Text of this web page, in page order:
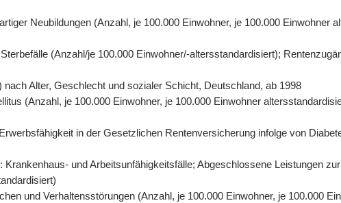
Neubildungen (Anzahl, je 100.000 Einwohner, je 100.000 Einwohner
(Anzahl/je 100.000 Einwohner/-altersstandardisiert);
Alter, Geschlecht und sozialer Schicht, Deutschland, ab 1998
(Anzahl, je 100.000 Einwohner, je 100.000 Einwohner
in der Gesetzlichen Rentenversicherung infolge von
und Arbeitsunfähigkeitsfälle; Abgeschlossene Leistungen
und Verhaltensstörungen (Anzahl, je 100.000 Einwohner, je 100.000